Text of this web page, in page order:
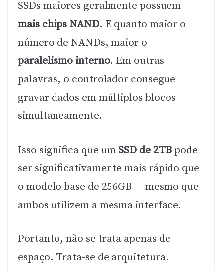
SSDs maiores geralmente possuem
mais chips NAND. E quanto maior o
número de NANDs, maior o
paralelismo interno. Em outras
palavras, o controlador consegue
gravar dados em múltiplos blocos
simultaneamente.
Isso significa que um SSD de 2TBpode
ser significativamente mais rápido que
o modelo base de 256GB — mesmo que
ambos utilizem a mesma interface.
Portanto, não se trata apenas de
espaço. Trata-se de arquitetura.